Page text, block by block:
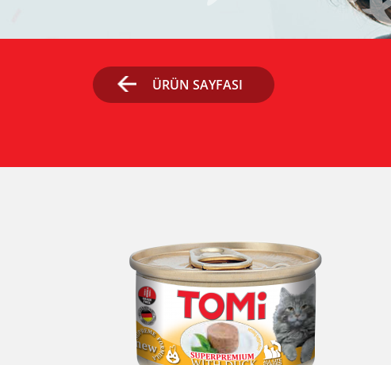
ÜRÜN SAYFASI